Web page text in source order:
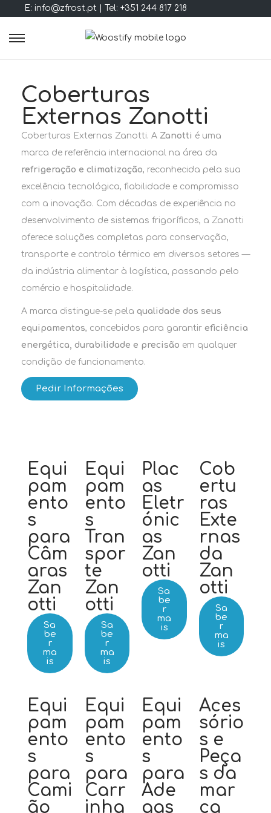
E: info@zfrost.pt | Tel: +351 244 817 218
Coberturas
Externas Zanotti
Coberturas Externas Zanotti. A Zanotti é uma
marca de referência internacional na área da
refrigeração e climatização, reconhecida pela sua
excelência tecnológica, fiabilidade e compromisso
com a inovação. Com décadas de experiência no
desenvolvimento de sistemas frigoríficos, a Zanotti
oferece soluções completas para conservação,
transporte e controlo térmico em diversos setores —
da indústria alimentar à logística, passando pelo
comércio e hospitalidade.
A marca distingue-se pela qualidade dos seus
equipamentos, concebidos para garantir eficiência
energética, durabilidade e precisão em qualquer
condição de funcionamento.
Pedir Informações
Equi
pam
ento
s
para
Câm
aras
Zan
otti
Sa
be
r
ma
is
Equi
pam
ento
s
Tran
spor
te
Zan
otti
Sa
be
r
ma
is
Plac
as
Eletr
ónic
as
Zan
otti
Sa
be
r
ma
is
Cob
ertu
ras
Exte
rnas
da
Zan
otti
Sa
be
r
ma
is
Equi
pam
ento
s
para
Cami
ão
Equi
pam
ento
s
para
Carr
inha
Equi
pam
ento
s
para
Ade
gas
Aces
sório
s e
Peça
s da
mar
ca